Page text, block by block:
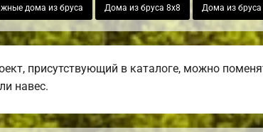
дома из бруса Дома из бруса 8х8 Дома из бруса
присутствующий в каталоге, можно
навес.